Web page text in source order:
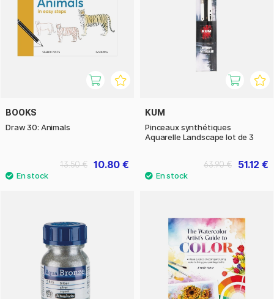
BOOKS
Draw 30: Animals
10.80 €
13.50 €
KUM
Pinceaux synthétiques
Aquarelle Landscape lot de 3
51.12 €
63.90 €